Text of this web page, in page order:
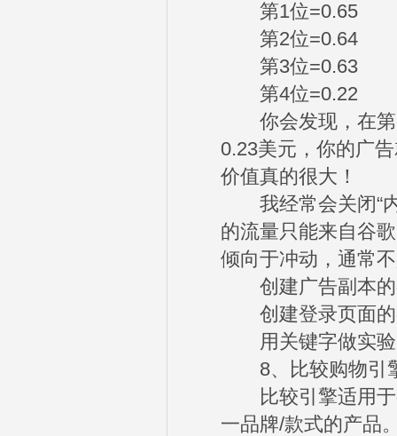
第1位=0.65
第2位=0.64
第3位=0.63
第4位=0.22
你会发现，在第3
0.23美元，你的广
价值真的很大！
我经常会关闭“内
的流量只能来自谷
倾向于冲动，通常
创建广告副本的
创建登录页面的
用关键字做实验
8、比较购物引
比较引擎适用于
一品牌/款式的产品